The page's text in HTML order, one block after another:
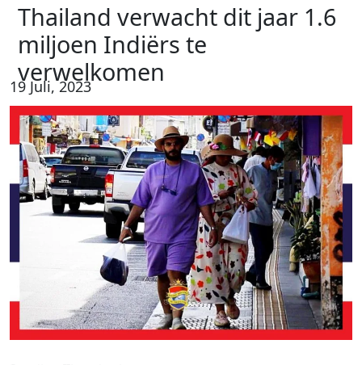
Thailand verwacht dit jaar 1.6
miljoen Indiërs te
verwelkomen
19 Juli, 2023